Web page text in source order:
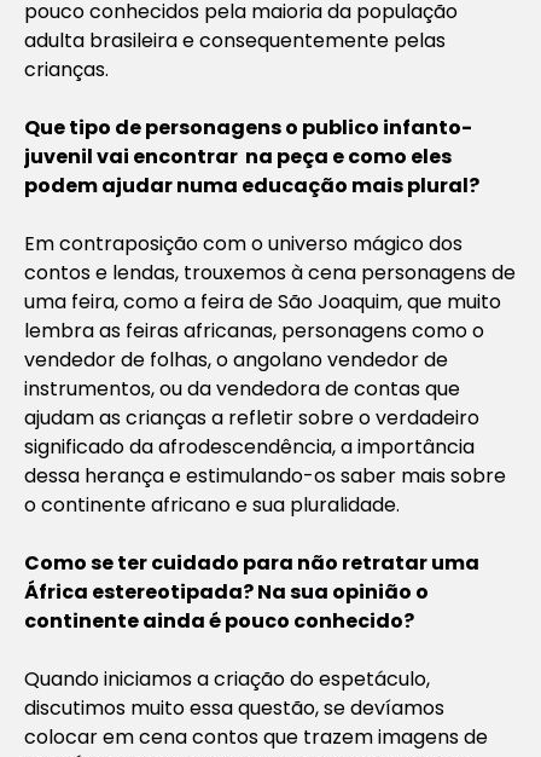
pouco conhecidos pela maioria da população
adulta brasileira e consequentemente pelas
crianças.
Que tipo de personagens o publico infanto-
juvenil vai encontrar na peça e como eles
podem ajudar numa educação mais plural?
Em contraposição com o universo mágico dos
contos e lendas, trouxemos à cena personagens de
uma feira, como a feira de São Joaquim, que muito
lembra as feiras africanas, personagens como o
vendedor de folhas, o angolano vendedor de
instrumentos, ou da vendedora de contas que
ajudam as crianças a refletir sobre o verdadeiro
significado da afrodescendência, a importância
dessa herança e estimulando-os saber mais sobre
o continente africano e sua pluralidade.
Como se ter cuidado para não retratar uma
África estereotipada? Na sua opinião o
continente ainda é pouco conhecido?
Quando iniciamos a criação do espetáculo,
discutimos muito essa questão, se devíamos
colocar em cena contos que trazem imagens de